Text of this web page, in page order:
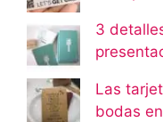
3
Las
bodas